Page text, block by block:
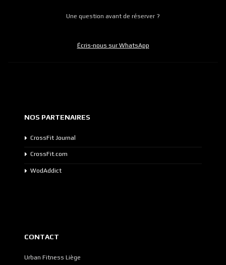
Une question avant de réserver ?
Écris-nous sur WhatsApp
NOS PARTENAIRES
CrossFit Journal
CrossFit.com
WodAddict
CONTACT
Urban Fitness Liège